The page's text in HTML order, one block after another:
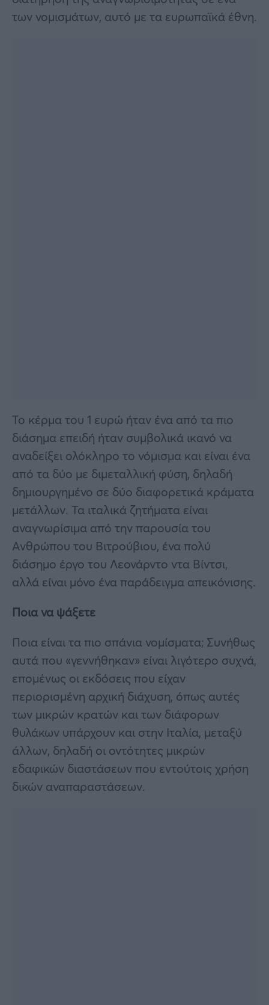
των νομισμάτων, αυτό με τα ευρωπαϊκά έθνη.
Το κέρμα του 1 ευρώ ήταν ένα από τα πιο
διάσημα επειδή ήταν συμβολικά ικανό να
αναδείξει ολόκληρο το νόμισμα και είναι ένα
από τα δύο με διμεταλλική φύση, δηλαδή
δημιουργημένο σε δύο διαφορετικά κράματα
μετάλλων. Τα ιταλικά ζητήματα είναι
αναγνωρίσιμα από την παρουσία του
Ανθρώπου του Βιτρούβιου, ένα πολύ
διάσημο έργο του Λεονάρντο ντα Βίντσι,
αλλά είναι μόνο ένα παράδειγμα απεικόνισης.
Ποια να ψάξετε
Ποια είναι τα πιο σπάνια νομίσματα; Συνήθως
αυτά που «γεννήθηκαν» είναι λιγότερο συχνά,
επομένως οι εκδόσεις που είχαν
περιορισμένη αρχική διάχυση, όπως αυτές
των μικρών κρατών και των διάφορων
θυλάκων υπάρχουν και στην Ιταλία, μεταξύ
άλλων, δηλαδή οι οντότητες μικρών
εδαφικών διαστάσεων που εντούτοις χρήση
δικών αναπαραστάσεων.